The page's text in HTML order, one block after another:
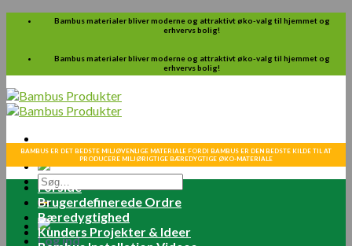
Skip
Bambus materialer bliver moderne og attraktivt øko-valg til hjemmet og
erhvervs bolig!
Bambus materialer bliver moderne og attraktivt øko-valg til hjemmet og
erhvervs bolig!
Søg
efter:
Log ind
BAMBUS ER DET BEDSTE MILJØVENLIGE MATERIALE FORDI BAMBUS ER DEN BEDSTE KILDE TIL AT
PRODUCERE MILJØRIGTIGE BÆREDYGTIGE ØKO-MATERIALE
Forside
Brugerdefinerede Ordre
Bæredygtighed
Kunders Projekter & Ideer